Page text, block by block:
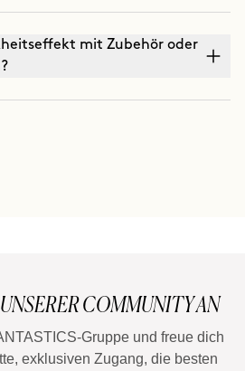
mit Zubehör oder
mit Massagen
COMMUNITY AN
Gruppe und freue dich
exklusiven Zugang, die besten